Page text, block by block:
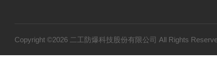
Copyright ©2026 二工防爆科技股份有限公司 All Rights